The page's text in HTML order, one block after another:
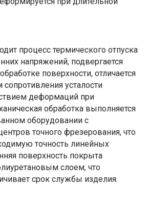
процесс термического отпуска
напряжений, подвергается
поверхности, отличается
усталости
деформаций при
обработка выполняется
оборудовании с
точного фрезерования, что
точность линейных
поверхность покрыта
слоем, что
срок службы изделия.